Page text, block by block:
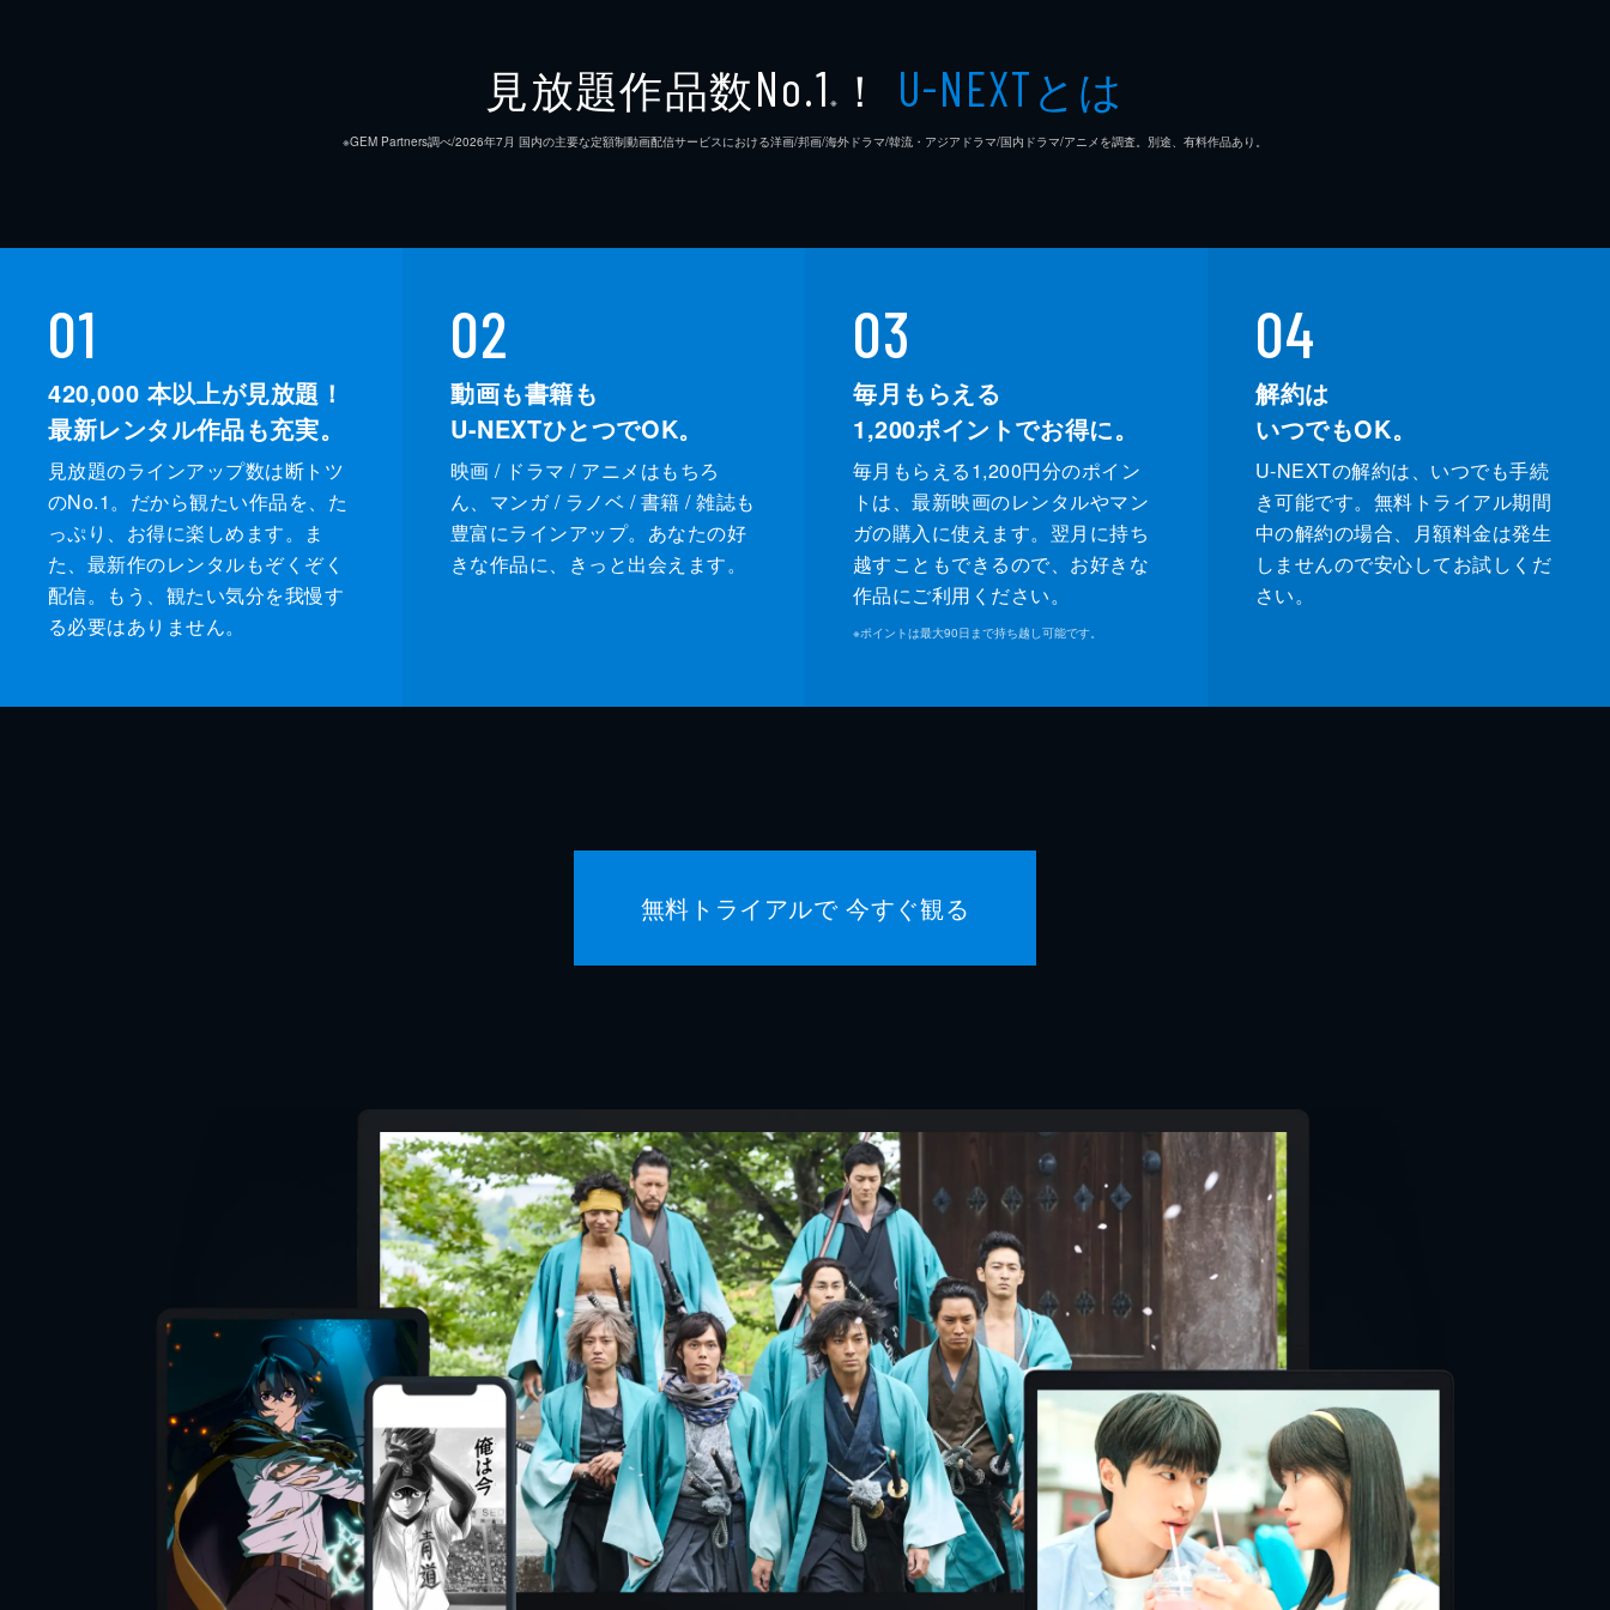
見放題作品数No.1 ※ ！ U-NEXTとは
※GEM Partners調べ/2026年7⽉ 国内の主要な定額制動画配信サービスにおける洋画/邦画/海外ドラマ/韓流・アジアドラマ/国内ドラマ/アニメを調査。別途、有料作品あり。
01
420,000 本以上が見放題！
最新レンタル作品も充実。
見放題のラインアップ数は断トツ
のNo.1。だから観たい作品を、た
っぷり、お得に楽しめます。ま
た、最新作のレンタルもぞくぞく
配信。もう、観たい気分を我慢す
る必要はありません。
02
動画も書籍も
U-NEXTひとつでOK。
映画 / ドラマ / アニメはもちろ
ん、マンガ / ラノベ / 書籍 / 雑誌も
豊富にラインアップ。あなたの好
きな作品に、きっと出会えます。
03
毎月もらえる
1,200ポイントでお得に。
毎月もらえる1,200円分のポイン
トは、最新映画のレンタルやマン
ガの購入に使えます。翌月に持ち
越すこともできるので、お好きな
作品にご利用ください。
※ポイントは最大90日まで持ち越し可能です。
04
解約は
いつでもOK。
U-NEXTの解約は、いつでも手続
き可能です。無料トライアル期間
中の解約の場合、月額料金は発生
しませんので安心してお試しくだ
さい。
無料トライアルで 今すぐ観る